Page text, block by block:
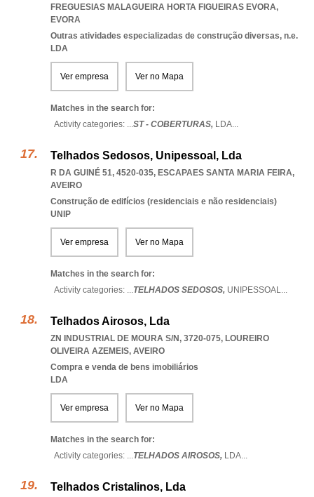
FREGUESIAS MALAGUEIRA HORTA FIGUEIRAS EVORA,
EVORA
Outras atividades especializadas de construção diversas, n.e.
LDA
Ver empresa Ver no Mapa
Matches in the search for:
Activity categories: ...ST - COBERTURAS, LDA...
Telhados Sedosos, Unipessoal, Lda
R DA GUINÉ 51, 4520-035, ESCAPAES SANTA MARIA FEIRA,
AVEIRO
Construção de edifícios (residenciais e não residenciais)
UNIP
Ver empresa Ver no Mapa
Matches in the search for:
Activity categories: ...TELHADOS SEDOSOS, UNIPESSOAL...
Telhados Airosos, Lda
ZN INDUSTRIAL DE MOURA S/N, 3720-075, LOUREIRO
OLIVEIRA AZEMEIS, AVEIRO
Compra e venda de bens imobiliários
LDA
Ver empresa Ver no Mapa
Matches in the search for:
Activity categories: ...TELHADOS AIROSOS, LDA...
Telhados Cristalinos, Lda